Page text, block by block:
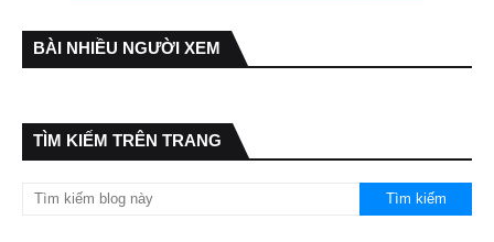
BÀI NHIỀU NGƯỜI XEM
TÌM KIẾM TRÊN TRANG